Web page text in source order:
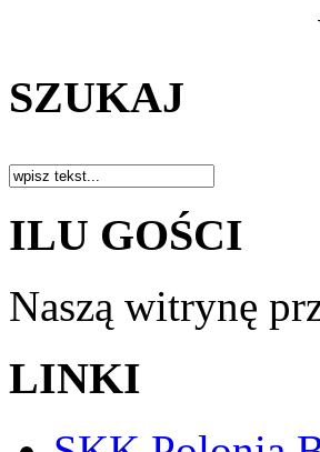
SZUKAJ
ILU GOŚCI
Naszą witrynę
LINKI